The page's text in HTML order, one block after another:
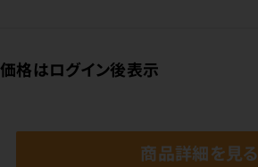
価格はログイン後表示
商品詳細を見る